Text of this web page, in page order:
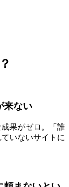
来ない
果がゼロ。「誰
いないサイトに